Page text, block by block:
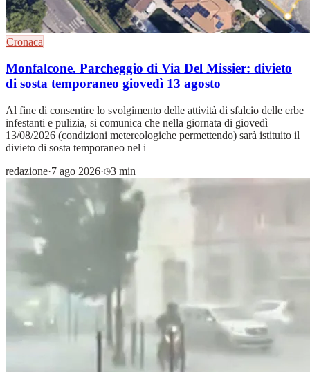
Cronaca
Monfalcone. Parcheggio di Via Del Missier: divieto
di sosta temporaneo giovedì 13 agosto
Al fine di consentire lo svolgimento delle attività di sfalcio delle erbe
infestanti e pulizia, si comunica che nella giornata di giovedì
13/08/2026 (condizioni metereologiche permettendo) sarà istituito il
divieto di sosta temporaneo nel i
redazione·7 ago 2026· 3 min